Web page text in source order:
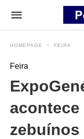
HOMEPAGE FEIRA
Feira
zebuínos